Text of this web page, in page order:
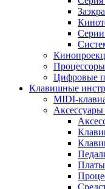
Серии
Цифровые
Клавишные
MIDI-